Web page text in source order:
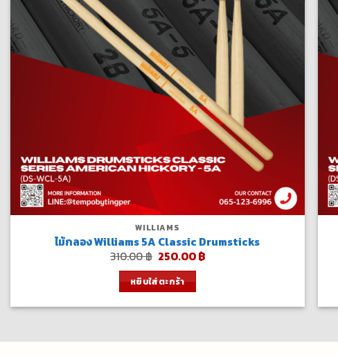
WILLIAMS
ไม้กลอง Williams 5A Classic Drumsticks
310.00฿ Original
was:
310.00 ฿.
250.00฿Current
หยิบใส่ตะกร้า